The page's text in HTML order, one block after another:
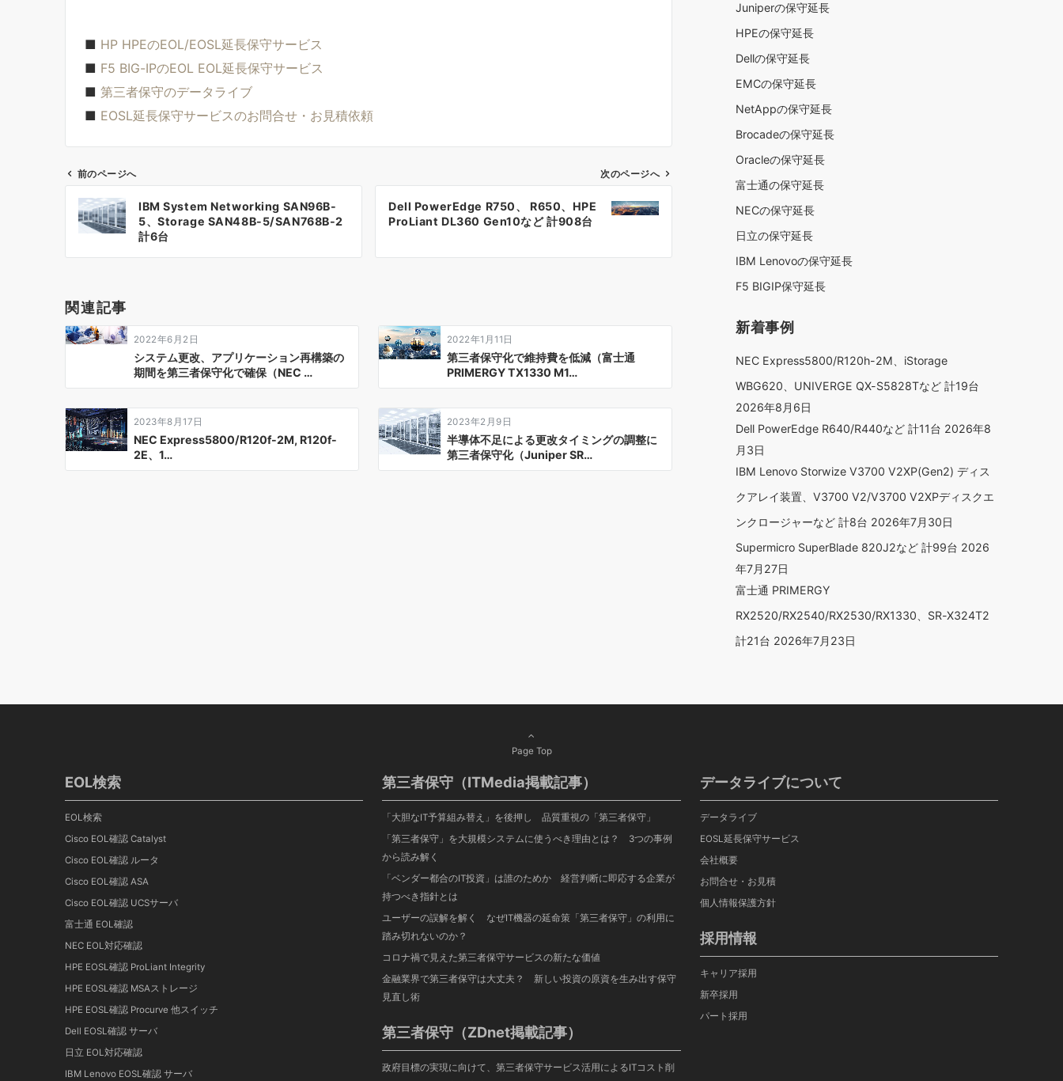
■ HP HPEのEOL/EOSL延長保守サービス
■ F5 BIG-IPのEOL EOL延長保守サービス
■ 第三者保守のデータライブ
■ EOSL延長保守サービスのお問合せ・お見積依頼
投
稿
ゲ
ー
ョ
ン
前のページへ
IBM System Networking SAN96B-
5、Storage SAN48B-5/SAN768B-2
計6台
次のページへ
Dell PowerEdge R750、 R650、HPE
ProLiant DL360 Gen10など 計908台
関連記事
2022年6月2日
システム更改、アプリケーション再構築の
期間を第三者保守化で確保（NEC …
2022年1月11日
第三者保守化で維持費を低減（富士通
PRIMERGY TX1330 M1…
2023年8月17日
NEC Express5800/R120f-2M, R120f-
2E、1…
2023年2月9日
半導体不足による更改タイミングの調整に
第三者保守化（Juniper SR…
Juniperの保守延長
HPEの保守延長
Dellの保守延長
EMCの保守延長
NetAppの保守延長
Brocadeの保守延長
Oracleの保守延長
富士通の保守延長
NECの保守延長
日立の保守延長
IBM Lenovoの保守延長
F5 BIGIP保守延長
新着事例
NEC Express5800/R120h-2M、iStorage
WBG620、UNIVERGE QX-S5828Tなど 計19台
2026年8月6日
Dell PowerEdge R640/R440など 計11台 2026年8
月3日
IBM Lenovo Storwize V3700 V2XP(Gen2) ディス
クアレイ装置、V3700 V2/V3700 V2XPディスクエ
ンクロージャーなど 計8台 2026年7月30日
Supermicro SuperBlade 820J2など 計99台 2026
年7月27日
富士通 PRIMERGY
RX2520/RX2540/RX2530/RX1330、SR-X324T2
計21台 2026年7月23日
Page Top
EOL検索
EOL検索
Cisco EOL確認 Catalyst
Cisco EOL確認 ルータ
Cisco EOL確認 ASA
Cisco EOL確認 UCSサーバ
富士通 EOL確認
NEC EOL対応確認
HPE EOSL確認 ProLiant Integrity
HPE EOSL確認 MSAストレージ
HPE EOSL確認 Procurve 他スイッチ
Dell EOSL確認 サーバ
日立 EOL対応確認
IBM Lenovo EOSL確認 サーバ
第三者保守（ITMedia掲載記事）
「大胆なIT予算組み替え」を後押し 品質重視の「第三者保守」
「第三者保守」を大規模システムに使うべき理由とは？ 3つの事例
から読み解く
「ベンダー都合のIT投資」は誰のためか 経営判断に即応する企業が
持つべき指針とは
ユーザーの誤解を解く なぜIT機器の延命策「第三者保守」の利用に
踏み切れないのか？
コロナ禍で見えた第三者保守サービスの新たな価値
金融業界で第三者保守は大丈夫？ 新しい投資の原資を生み出す保守
見直し術
第三者保守（ZDnet掲載記事）
政府目標の実現に向けて、第三者保守サービス活用によるITコスト削
データライブについて
データライブ
EOSL延長保守サービス
会社概要
お問合せ・お見積
個人情報保護方針
採用情報
キャリア採用
新卒採用
パート採用